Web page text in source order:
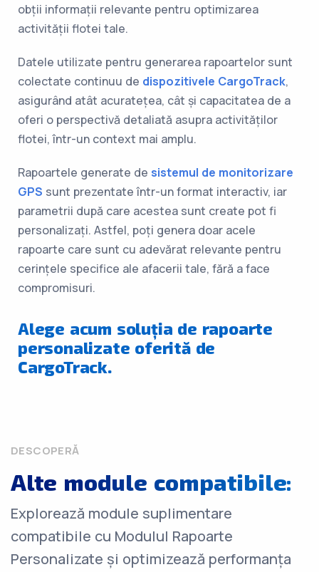
obții informații relevante pentru optimizarea
activității flotei tale.
Datele utilizate pentru generarea rapoartelor sunt
colectate continuu de dispozitivele CargoTrack,
asigurând atât acuratețea, cât și capacitatea de a
oferi o perspectivă detaliată asupra activităților
flotei, într-un context mai amplu.
Rapoartele generate de sistemul de monitorizare
GPS sunt prezentate într-un format interactiv, iar
parametrii după care acestea sunt create pot fi
personalizați. Astfel, poți genera doar acele
rapoarte care sunt cu adevărat relevante pentru
cerințele specifice ale afacerii tale, fără a face
compromisuri.
Alege acum soluția de rapoarte
personalizate oferită de
CargoTrack.
DESCOPERĂ
Alte module compatibile:
Explorează module suplimentare
compatibile cu Modulul Rapoarte
Personalizate și optimizează performanța